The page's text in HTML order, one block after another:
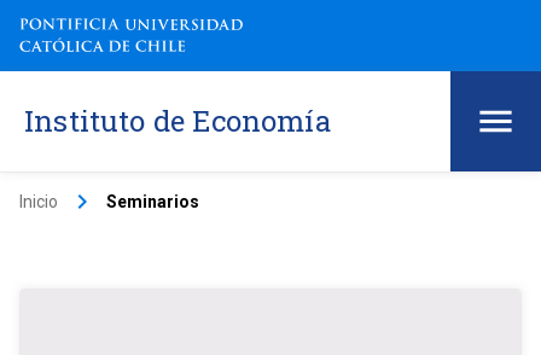
Instituto de Economía
Inicio keyboard_arrow_right Seminarios